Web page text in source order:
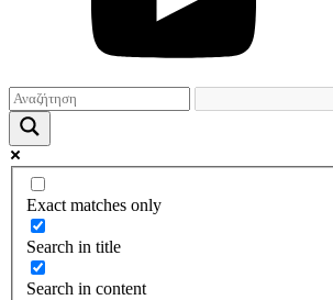
Exact matches only
Search in title
Search in content